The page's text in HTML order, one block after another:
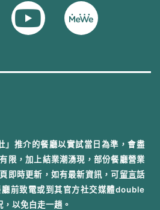
」推介的餐廳以實試當日為準，會盡
限，加上結業潮湧現，部份餐廳營業
即時更新，如有最新資訊，可留言話
前致電或到其官方社交媒體double
以免白走一趟。